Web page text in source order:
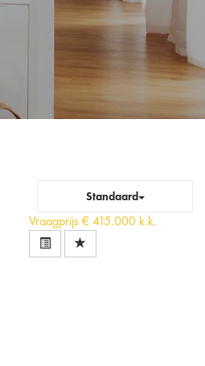
Standaard
Vraagprijs € 415.000 k.k.